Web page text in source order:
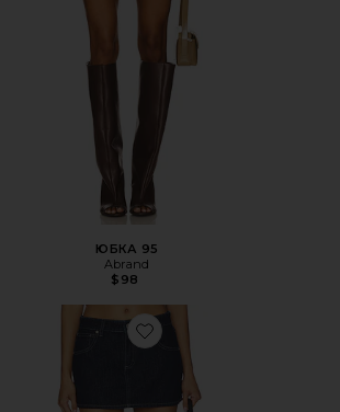
ЮБКА 95
Abrand
$98
Favorite ЮБКА МИНИ 99